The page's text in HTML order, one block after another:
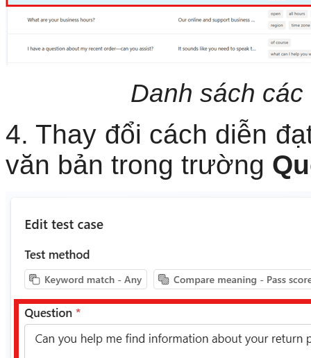
Danh sách
4. Thay đổi cách diễn
văn bản trong trường